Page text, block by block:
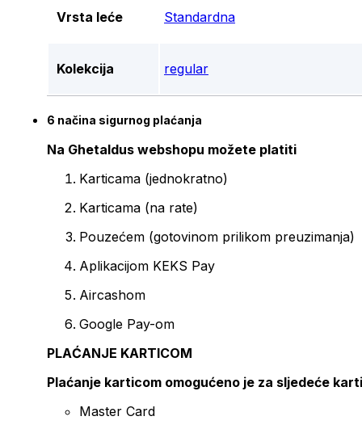
Vrsta leće Standardna
Kolekcija regular
6 načina sigurnog plaćanja
Na Ghetaldus webshopu možete platiti
Karticama (jednokratno)
Karticama (na rate)
Pouzećem (gotovinom prilikom preuzimanja)
Aplikacijom KEKS Pay
Aircashom
Google Pay-om
PLAĆANJE KARTICOM
Plaćanje karticom omogućeno je za sljedeće
Master Card